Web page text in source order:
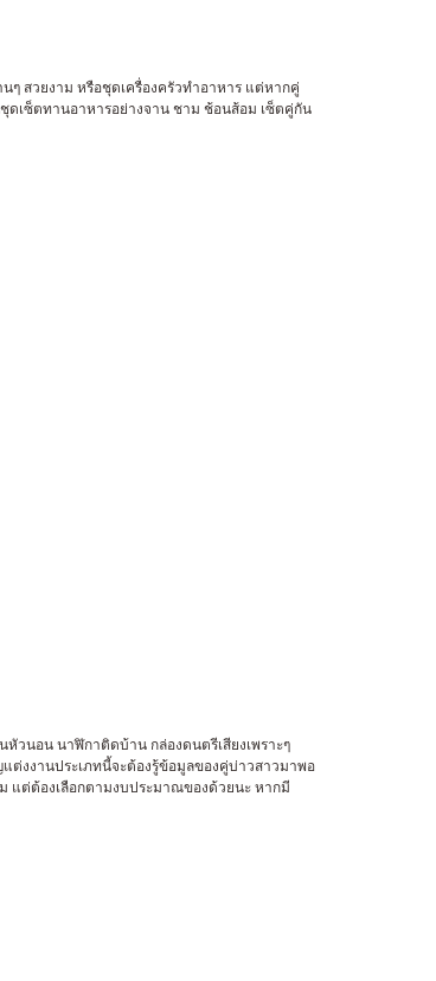
สวยงาม หรือชุดเครื่องครัวทำอาหาร แต่หากคู่
ดเซ็ตทานอาหารอย่างจาน ชาม ช้อนส้อม เซ็ตคู่กัน
วนอน นาฬิกาติดบ้าน กล่องดนตรีเสียงเพราะๆ
ต่งงานประเภทนี้จะต้องรู้ข้อมูลของคู่บ่าวสาวมาพอ
แต่ต้องเลือกตามงบประมาณของด้วยนะ หากมี